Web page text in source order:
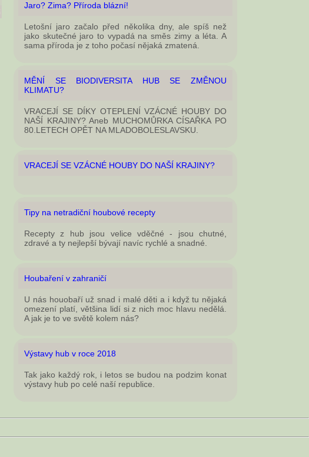
Jaro? Zima? Příroda blázní!
Letošní jaro začalo před několika dny, ale spíš než
jako skutečné jaro to vypadá na směs zimy a léta. A
sama příroda je z toho počasí nějaká zmatená.
MĚNÍ SE BIODIVERSITA HUB SE ZMĚNOU
KLIMATU?
VRACEJÍ SE DÍKY OTEPLENÍ VZÁCNÉ HOUBY DO
NAŠÍ KRAJINY? Aneb MUCHOMŮRKA CÍSAŘKA PO
80.LETECH OPĚT NA MLADOBOLESLAVSKU.
VRACEJÍ SE VZÁCNÉ HOUBY DO NAŠÍ KRAJINY?
Tipy na netradiční houbové recepty
Recepty z hub jsou velice vděčné - jsou chutné,
zdravé a ty nejlepší bývají navíc rychlé a snadné.
Houbaření v zahraničí
U nás houobaří už snad i malé děti a i když tu nějaká
omezení platí, většina lidí si z nich moc hlavu nedělá.
A jak je to ve světě kolem nás?
Výstavy hub v roce 2018
Tak jako každý rok, i letos se budou na podzim konat
výstavy hub po celé naší republice.